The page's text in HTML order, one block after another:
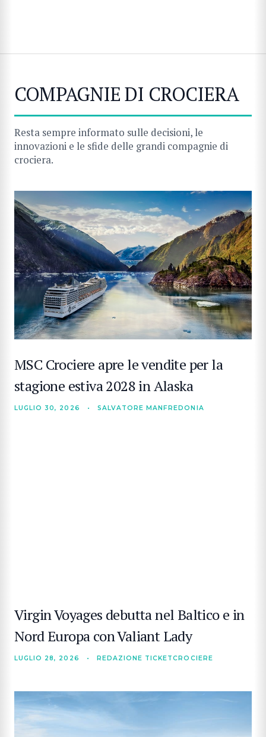
COMPAGNIE DI CROCIERA
Resta sempre informato sulle decisioni, le
innovazioni e le sfide delle grandi compagnie di
crociera.
MSC Crociere apre le vendite per la
stagione estiva 2028 in Alaska
LUGLIO 30, 2026 • SALVATORE MANFREDONIA
Virgin Voyages debutta nel Baltico e in
Nord Europa con Valiant Lady
LUGLIO 28, 2026 • REDAZIONE TICKETCROCIERE